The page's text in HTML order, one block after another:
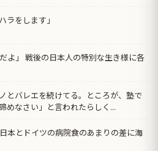
ラをします」
よ」 戦後の日本人の特別な生き様に各
とバレエを続けてる。ところが、塾で
めなさい」と言われたらしく...
本とドイツの病院食のあまりの差に海